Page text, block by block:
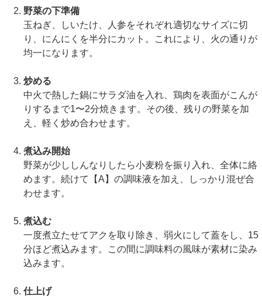
野菜の下準備
玉ねぎ、しいたけ、人参をそれぞれ適切なサイズに切
り、にんにくを半分にカット。これにより、火の通りが
均一になります。
炒める
中火で熱した鍋にサラダ油を入れ、鶏肉を表面がこんが
りするまで1〜2分焼きます。その後、残りの野菜を加
え、軽く炒め合わせます。
煮込み開始
野菜が少ししんなりしたら小麦粉を振り入れ、全体に絡
めます。続けて【A】の調味液を加え、しっかり混ぜ合
わせます。
煮込む
一度煮立たせてアクを取り除き、弱火にして蓋をし、15
分ほど煮込みます。この間に調味料の風味が素材に染み
込みます。
仕上げ